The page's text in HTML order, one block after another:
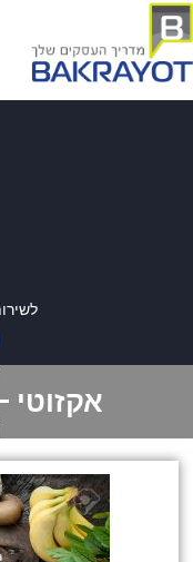
אקזוטי